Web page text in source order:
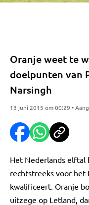
Oranje weet te
doelpunten van
Narsingh
13 juni 2015 om 00:29 •
Het Nederlands elftal
rechtstreeks voor het
kwalificeert. Oranje
uitzege op Letland,